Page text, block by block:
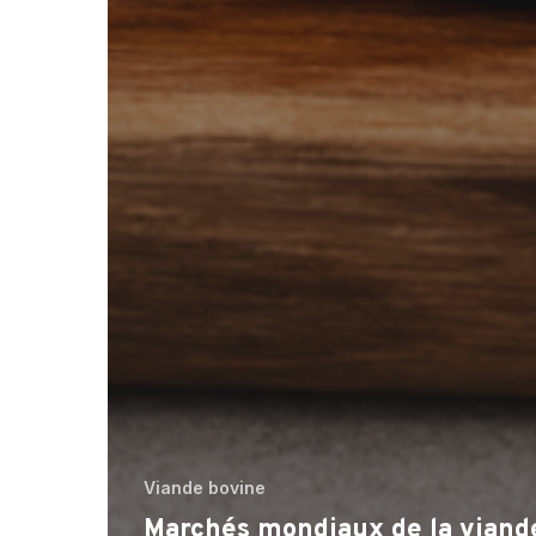
Viande bovine